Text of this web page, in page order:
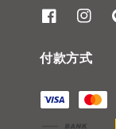
付款方式